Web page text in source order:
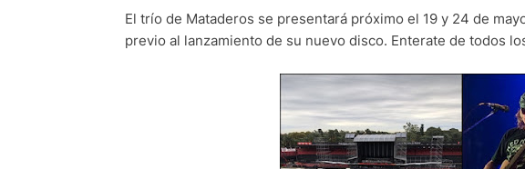
El trío de Mataderos se presentará próximo el 19 y 24 de
previo al lanzamiento de su nuevo disco. Enterate de todos